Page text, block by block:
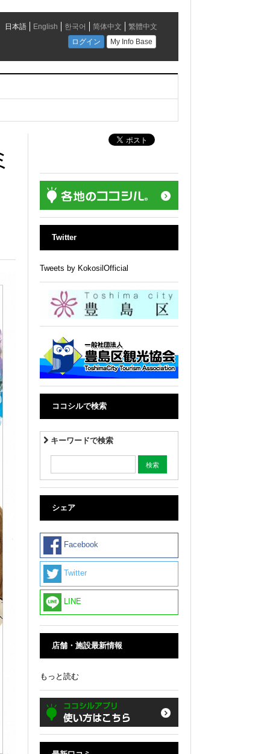
Twitter
Tweets by KokosilOfficial
ココシルで検索
キーワードで検索
シェア
Facebook
Twitter
LINE
店舗・施設最新情報
もっと読む